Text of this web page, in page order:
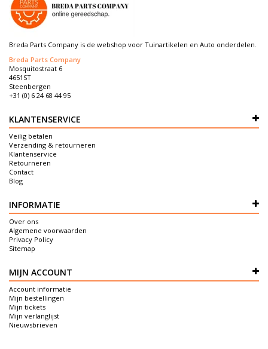
Breda Parts Company is de webshop voor Tuinartikelen en Auto onderdelen.
Breda Parts Company
Mosquitostraat 6
4651ST
Steenbergen
+31 (0) 6 24 68 44 95
KLANTENSERVICE
Veilig betalen
Verzending & retourneren
Klantenservice
Retourneren
Contact
Blog
INFORMATIE
Over ons
Algemene voorwaarden
Privacy Policy
Sitemap
MIJN ACCOUNT
Account informatie
Mijn bestellingen
Mijn tickets
Mijn verlanglijst
Nieuwsbrieven